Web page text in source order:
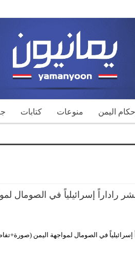
اليمن منوعات كتابات
راداراً إسرائيلياً في الصومال
في الصومال لمواجهة اليمن